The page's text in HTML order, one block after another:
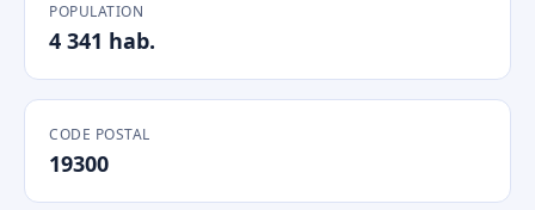
POPULATION
4 341 hab.
CODE POSTAL
19300